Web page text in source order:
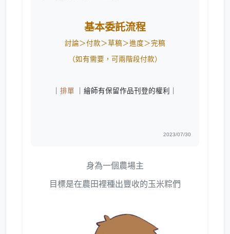
基本委託流程
討論＞付款＞草稿＞進度＞完稿
（如有需要，可兩階段付款）
排單 ｜繪師有保留作品刊登的權利｜
2023/07/30
身為一個農場主
目標是在農田裡種出豐收的玉米粽們